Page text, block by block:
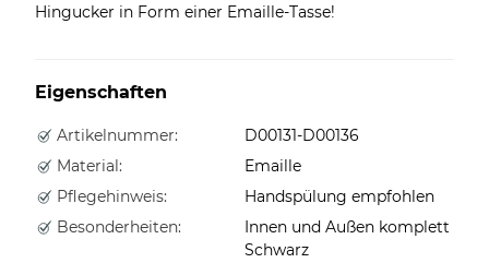
Hingucker in Form einer Emaille-Tasse!
Eigenschaften
Artikelnummer:
D00131-D00136
Material:
Emaille
Pflegehinweis:
Handspülung empfohlen
Besonderheiten:
Innen und Außen komplett
Schwarz